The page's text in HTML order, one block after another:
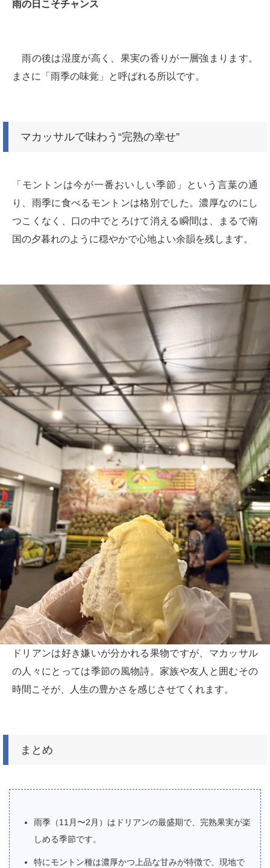
雨の日こそチャンス
雨の後は湿度が高く、果実の香りが一層強まります。
まさに「雨季の味覚」と呼ばれる所以です。
マカッサルで味わう“完熟の幸せ”
「モントンは今が一番おいしい季節」という言葉の通
り、雨季に食べるモントンは格別でした。濃厚なのにし
つこくなく、口の中でとろけて消える瞬間は、まるで南
国の夕暮れのように穏やかで心地よい余韻を残します。
ドリアンは好き嫌いが分かれる果物ですが、マカッサル
の人々にとっては季節の風物詩。家族や友人と囲むその
時間こそが、人生の豊かさを感じさせてくれます。
まとめ
雨季（11月〜2月）はドリアンの最盛期で、完熟果実が楽
しめる季節です。
特にモントン種は濃厚かつ上品な甘みが特徴で、現地で